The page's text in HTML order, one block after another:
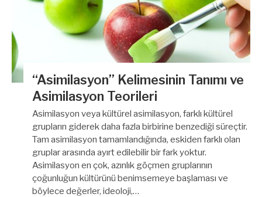
“Asimilasyon” Kelimesinin Tanımı ve
Asimilasyon Teorileri
Asimilasyon veya kültürel asimilasyon, farklı kültürel
grupların giderek daha fazla birbirine benzediği süreçtir.
Tam asimilasyon tamamlandığında, eskiden farklı olan
gruplar arasında ayırt edilebilir bir fark yoktur.
Asimilasyon en çok, azınlık göçmen gruplarının
çoğunluğun kültürünü benimsemeye başlaması ve
böylece değerler, ideoloji,…